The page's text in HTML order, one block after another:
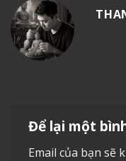
Để lại một
Email của bạn sẽ